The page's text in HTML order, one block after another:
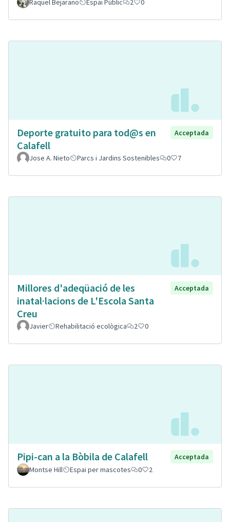
Raquel Bejarano Espai Públic 2 0
Deporte gratuito para tod@s en
Calafell
Acceptada
Jose A. Nieto Parcs i Jardins Sostenibles 0 7
Millores d'adeqüació de les
inatal·lacions de L'Escola Santa
Creu
Acceptada
Javier Rehabilitació ecològica 2 0
Pipi-can a la Bòbila de Calafell
Acceptada
Montse Hill
Espai per mascotes 0 2